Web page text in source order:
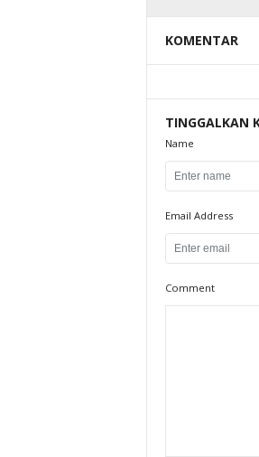
KOMENTAR
TINGGALKAN
Name
Email Address
Comment